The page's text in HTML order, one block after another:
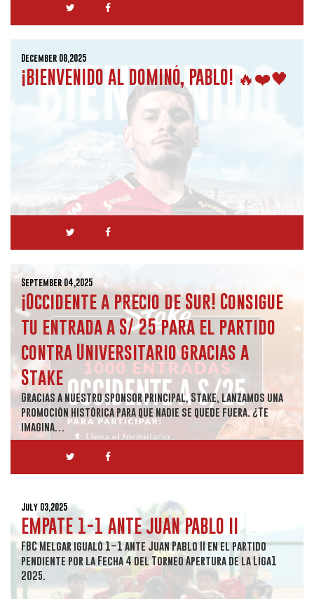
December 08,2025
¡BIENVENIDO AL DOMINÓ, PABLO! 🔥❤️🖤
September 04,2025
¡Occidente a precio de Sur! Consigue
tu entrada a S/ 25 para el partido
contra Universitario gracias a
Stake
Gracias a nuestro sponsor principal, Stake, lanzamos una
promoción histórica para que nadie se quede fuera. ¿Te
imagina…
July 03,2025
EMPATE 1-1 ANTE JUAN PABLO II
FBC Melgar igualó 1–1 ante Juan Pablo II en el partido
pendiente por la Fecha 4 del Torneo Apertura de la Liga1
2025.